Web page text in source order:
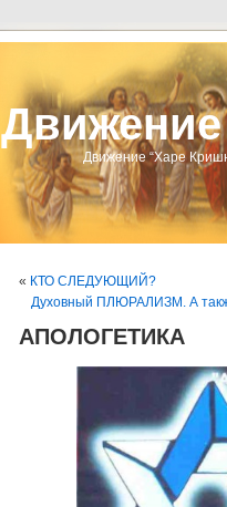
Движение “Харе
« КТО СЛЕДУЮЩИЙ?
Духовный ПЛЮРАЛИЗМ. А
АПОЛОГЕТИКА